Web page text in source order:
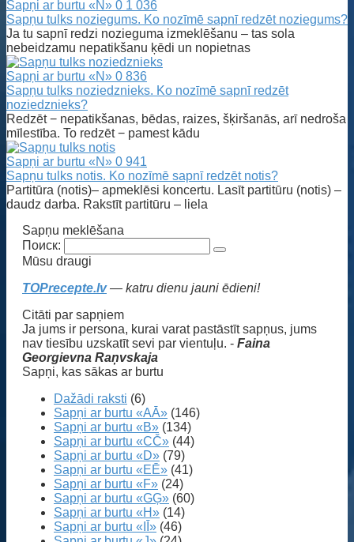
Sapņi ar burtu «N» 0 1 036
Sapņu tulks noziegums. Ko nozīmē sapnī redzēt noziegums?
Ja tu sapnī redzi nozieguma izmeklēšanu – tas sola
nebeidzamu nepatikšanu ķēdi un nopietnas
Sapņi ar burtu «N» 0 836
Sapņu tulks noziedznieks. Ko nozīmē sapnī redzēt
noziedznieks?
Redzēt − nepatikšanas, bēdas, raizes, šķiršanās, arī nedroša
mīlestība. To redzēt − pamest kādu
Sapņi ar burtu «N» 0 941
Sapņu tulks notis. Ko nozīmē sapnī redzēt notis?
Partitūra (notis)– apmeklēsi koncertu. Lasīt partitūru (notis) –
daudz darba. Rakstīt partitūru – liela
Sapņu meklēšana
Поиск:
Mūsu draugi
TOPrecepte.lv— katru dienu jauni ēdieni!
Citāti par sapņiem
Ja jums ir persona, kurai varat pastāstīt sapņus, jums
nav tiesību uzskatīt sevi par vientuļu. - Faina
Georgievna Raņvskaja
Sapņi, kas sākas ar burtu
Dažādi raksti (6)
Sapņi ar burtu «AĀ» (146)
Sapņi ar burtu «B» (134)
Sapņi ar burtu «CČ» (44)
Sapņi ar burtu «D» (79)
Sapņi ar burtu «EĒ» (41)
Sapņi ar burtu «F» (24)
Sapņi ar burtu «GĢ» (60)
Sapņi ar burtu «H» (14)
Sapņi ar burtu «IĪ» (46)